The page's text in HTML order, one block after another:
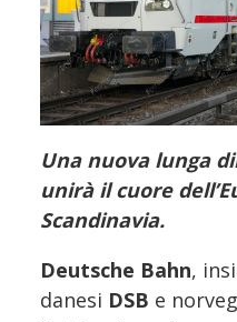
Una nuova lunga
unirà il cuore
Scandinavia.
Deutsche Bahn,
danesi DSB e